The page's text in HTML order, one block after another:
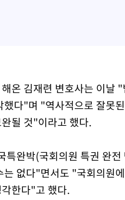
온 김재련 변호사는 이날
다"며 "역사적으로 잘못
될 것"이라고 했다.
특완박(국회의원 특권 완
없다"면서도 "국회의원
한다"고 했다.